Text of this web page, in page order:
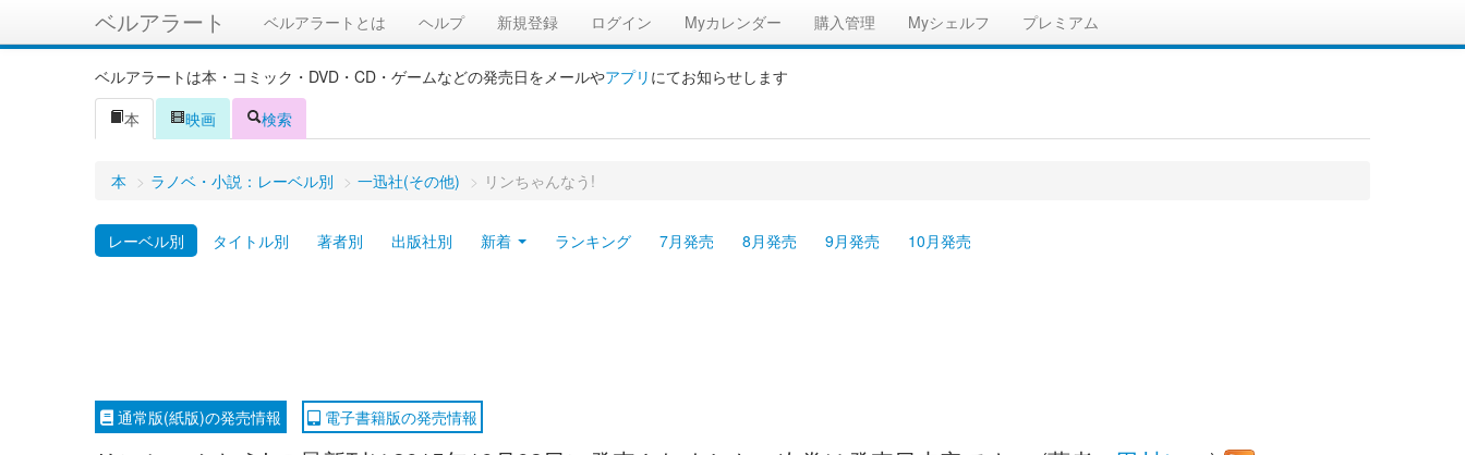
ベルアラート ベルアラートとは ヘルプ 新規登録 ログイン Myカレンダー 購入管理 Myシェルフ プレミアム
ベルアラートは本・コミック・DVD・CD・ゲームなどの発売日をメールやアプリ にてお知らせします
本
映画 検索
本 > ラノベ・小説：レーベル別 > 一迅社(その他) > リンちゃんなう!
レーベル別 タイトル別 著者別 出版社別 新着 ランキング 7月発売 8月発売 9月発売 10月発売
通常版(紙版)の発売情報 電子書籍版の発売情報